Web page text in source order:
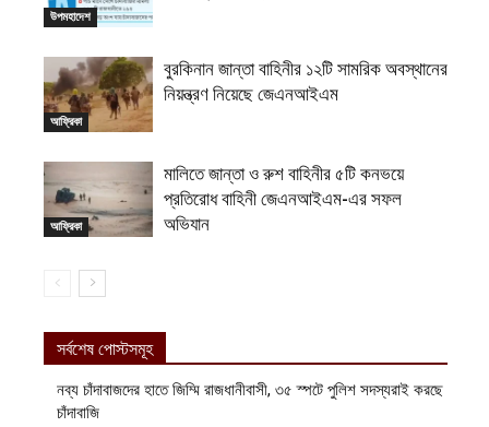
উপমহাদেশ
আফ্রিকা
বুরকিনান জান্তা বাহিনীর ১২টি সামরিক অবস্থানের
নিয়ন্ত্রণ নিয়েছে জেএনআইএম
আফ্রিকা
মালিতে জান্তা ও রুশ বাহিনীর ৫টি কনভয়ে
প্রতিরোধ বাহিনী জেএনআইএম-এর সফল
অভিযান
সর্বশেষ পোস্টসমূহ
নব্য চাঁদাবাজদের হাতে জিম্মি রাজধানীবাসী, ৩৫ স্পটে পুলিশ সদস্যরাই করছে
চাঁদাবাজি